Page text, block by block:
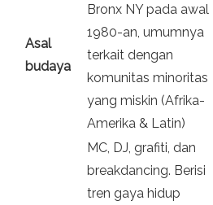
Asal
budaya
Bronx NY pada awal
1980-an, umumnya
terkait dengan
komunitas minoritas
yang miskin (Afrika-
Amerika & Latin)
MC, DJ, grafiti, dan
breakdancing. Berisi
tren gaya hidup